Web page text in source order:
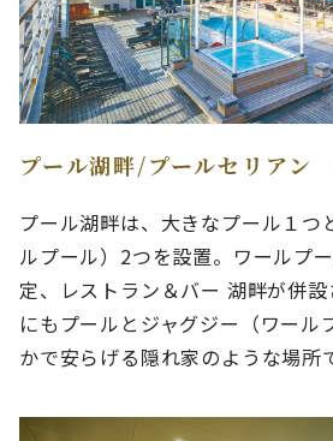
プール湖畔/プールセリアン
プール湖畔は、大きなプール１つ
ルプール）2つを設置。ワールプ
定、レストラン＆バー 湖畔が併
にもプールとジャグジー（ワール
かで安らげる隠れ家のような場所